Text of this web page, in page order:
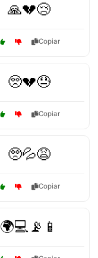
🙏💔😢
Copiar
🥺💔😓
Copiar
🥺💦😩
Copiar
🌍💻📡📱